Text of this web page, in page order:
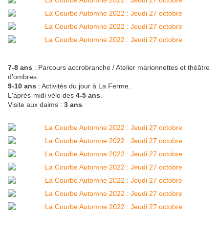
7-8 ans : Parcours accrobranche / Atelier marionnettes et théâtre
d'ombres.
9-10 ans : Activités du jour à La Ferme.
L'après-midi vélo des 4-5 ans
Visite aux daims : 3 ans